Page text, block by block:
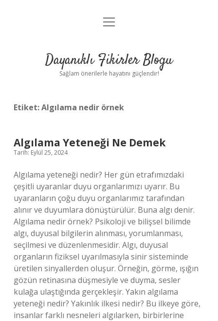
Anasayfa
Yasal Uyarı
menüyü
Dayanıklı Fikirler Blogu
Sağlam önerilerle hayatını güçlendir!
Etiket:Algılama nedir örnek
Algılama Yeteneği Ne Demek
Tarih: Eylül 25, 2024
Algılama yeteneği nedir? Her gün etrafımızdaki
çeşitli uyaranlar duyu organlarımızı uyarır. Bu
uyaranların çoğu duyu organlarımız tarafından
alınır ve duyumlara dönüştürülür. Buna algı denir.
Algılama nedir örnek? Psikoloji ve bilişsel bilimde
algı, duyusal bilgilerin alınması, yorumlanması,
seçilmesi ve düzenlenmesidir. Algı, duyusal
organların fiziksel uyarılmasıyla sinir sisteminde
üretilen sinyallerden oluşur. Örneğin, görme, ışığın
gözün retinasına düşmesiyle ve duyma, sesler
kulağa ulaştığında gerçekleşir. Yakın algılama
yeteneği nedir? Yakınlık ilkesi nedir? Bu ilkeye göre,
insanlar farklı nesneleri algılarken, birbirlerine